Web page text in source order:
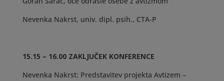
Nevenka Nakrst, univ. dipl. psih., CTA-P
15.15 – 16.00 ZAKLJUČEK KONFERENCE
Nevenka Nakrst: Predstavitev projekta Avtizem –